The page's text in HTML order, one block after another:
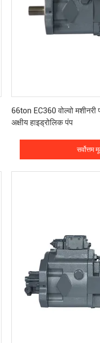
66ton EC360 वोल्वो
अक्षीय हाइड्रोलिक पंप
सर्वोत्तम